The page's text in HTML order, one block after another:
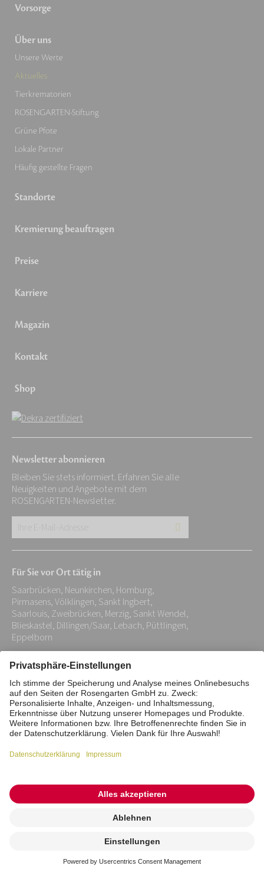
beauftragen
Vorsorge
Über uns
Unsere Werte
Aktuelles
Tierkrematorien
ROSENGARTEN-Stiftung
Grüne Pfote
Lokale Partner
Häufig gestellte Fragen
Standorte
Kremierung beauftragen
Preise
Karriere
Magazin
Kontakt
Shop
Newsletter abonnieren
Bleiben Sie stets informiert. Erfahren Sie alle
Neuigkeiten und Angebote mit dem
ROSENGARTEN-Newsletter.
Adresse:
*
Für Sie vor Ort tätig in
Saarbrücken, Neunkirchen, Homburg,
Pirmasens, Völklingen, Sankt Ingbert,
Saarlouis, Zweibrücken, Merzig, Sankt Wendel,
Blieskastel, Dillingen/Saar, Lebach, Püttlingen,
Eppelborn
Impressum Datenschutz
Stiftung
Interne Meldestelle
Zahlungsmittel
Barrierefreiheitserklärung
Vertrag widerrufen
© 2026 ROSENGARTEN-Tierbestattung